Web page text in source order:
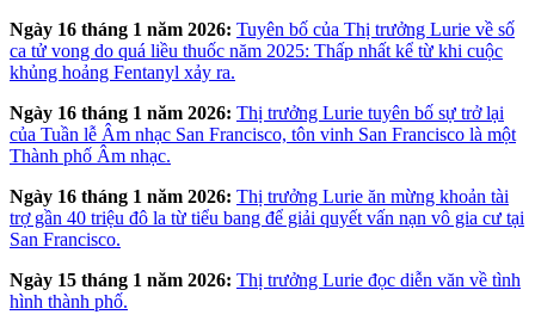
Ngày 16 tháng 1 năm 2026: Tuyên bố của Thị trưởng Lurie về số
ca tử vong do quá liều thuốc năm 2025: Thấp nhất kể từ khi cuộc
khủng hoảng Fentanyl xảy ra.
Ngày 16 tháng 1 năm 2026: Thị trưởng Lurie tuyên bố sự trở lại
của Tuần lễ Âm nhạc San Francisco, tôn vinh San Francisco là một
Thành phố Âm nhạc.
Ngày 16 tháng 1 năm 2026: Thị trưởng Lurie ăn mừng khoản tài
trợ gần 40 triệu đô la từ tiểu bang để giải quyết vấn nạn vô gia cư tại
San Francisco.
Ngày 15 tháng 1 năm 2026: Thị trưởng Lurie đọc diễn văn về tình
hình thành phố.